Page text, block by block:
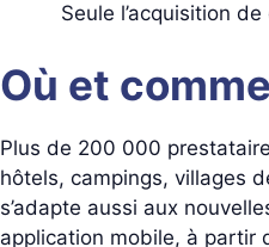
Seule l’acquisition
Où et
Plus de 200 000
hôtels, campings, villages
s’adapte aussi aux
application mobile, à partir